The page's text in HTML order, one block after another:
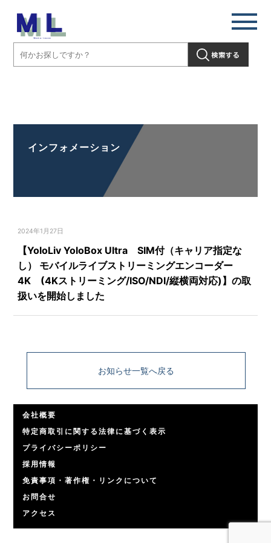
ストリーミングエンコーダー 4K (4Kストリーミング/ISO/NDI/縦横両
対応)】の取扱いを開始しました」" />
インフォメーション
2024年1月27日
【YoloLiv YoloBox Ultra SIM付（キャリア指定な
し） モバイルライブストリーミングエンコーダー
4K (4Kストリーミング/ISO/NDI/縦横両対応)】の取
扱いを開始しました
お知らせ一覧へ戻る
会社概要
特定商取引に関する法律に基づく表示
プライバシーポリシー
採用情報
免責事項・著作権・リンクについて
お問合せ
アクセス